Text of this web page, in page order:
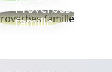
Proverbes
famille